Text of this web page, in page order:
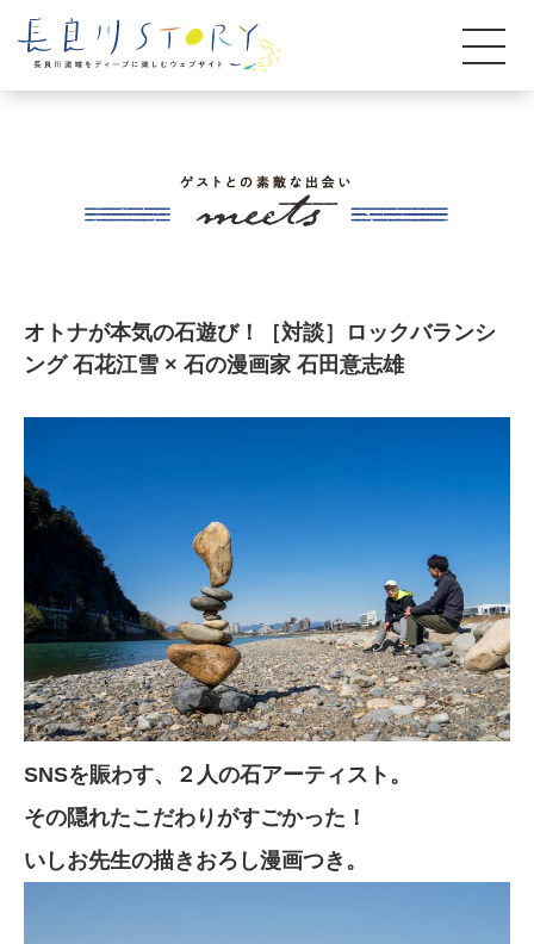
オトナが本気の石遊び！［対談］ロックバランシ
ング 石花江雪 × 石の漫画家 石田意志雄
SNSを賑わす、２人の石アーティスト。
その隠れたこだわりがすごかった！
いしお先生の描きおろし漫画つき。